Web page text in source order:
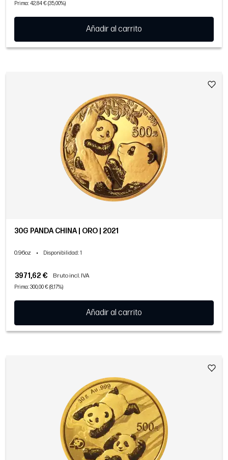
Prima: 42,84 € (35,00%)
Añadir al carrito
30G PANDA CHINA | ORO | 2021
0.96oz • Disponibilidad: 1
3971,62 € Bruto incl. IVA
Prima: 300,00 € (8,17%)
Añadir al carrito